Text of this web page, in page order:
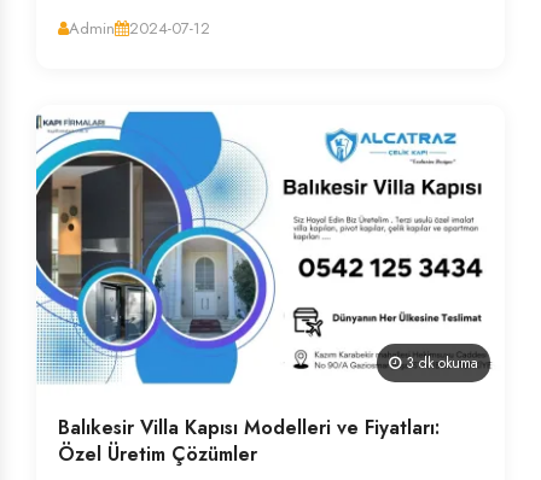
Admin 2024-07-12
3 dk okuma
Balıkesir Villa Kapısı Modelleri ve Fiyatları:
Özel Üretim Çözümler